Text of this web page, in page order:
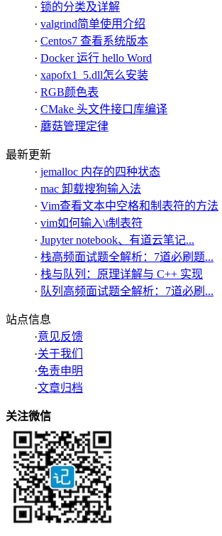
· 锁的分类及详解
· valgrind简单使用介绍
· Centos7 查看系统版本
· Docker 运行 hello Word
· xapofx1_5.dll怎么安装
· RGB颜色表
· CMake 头文件接口库编译
· 蘑菇管理定律
最新更新
· jemalloc 内存的四种状态
· mac 卸载搜狗输入法
· Vim查看文本中空格和制表符的方法
· vim如何输入\t制表符
· Jupyter notebook、有道云笔记...
· 栈高频面试题全解析：7道必刷题...
· 栈与队列：原理详解与 C++ 实现
· 队列高频面试题全解析：7道必刷...
站点信息
·意见反馈
·关于我们
·免责申明
·文章归档
关注微信